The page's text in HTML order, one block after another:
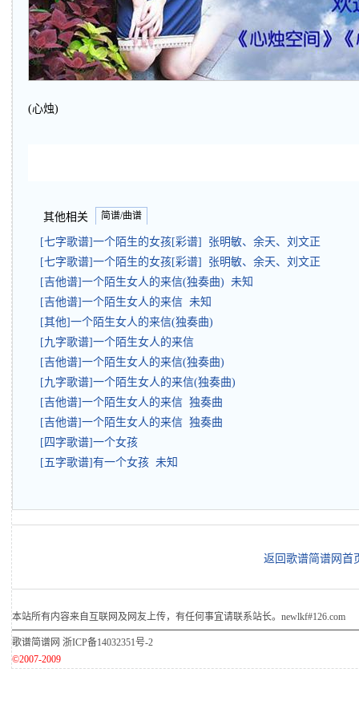
(心烛)
其他相关 简谱/曲谱
[七字歌谱]一个陌生的女孩[彩谱] 张明敏、余天、刘文正
[七字歌谱]一个陌生的女孩[彩谱] 张明敏、余天、刘文正
[吉他谱]一个陌生女人的来信(独奏曲) 未知
[吉他谱]一个陌生女人的来信 未知
[其他]一个陌生女人的来信(独奏曲)
[九字歌谱]一个陌生女人的来信
[吉他谱]一个陌生女人的来信(独奏曲)
[九字歌谱]一个陌生女人的来信(独奏曲)
[吉他谱]一个陌生女人的来信 独奏曲
[吉他谱]一个陌生女人的来信 独奏曲
[四字歌谱]一个女孩
[五字歌谱]有一个女孩 未知
返回歌谱简谱网首
本站所有内容来自互联网及网友上传，有任何事宜请联系站长。newlkf#126.com
歌谱简谱网 浙ICP备14032351号-2
©2007-2009